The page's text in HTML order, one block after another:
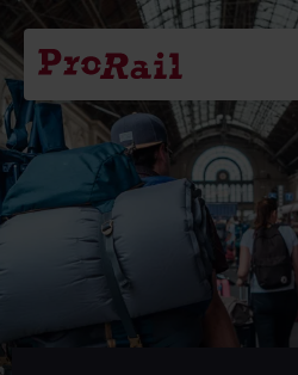
Navigatie
Homepage
ProRail